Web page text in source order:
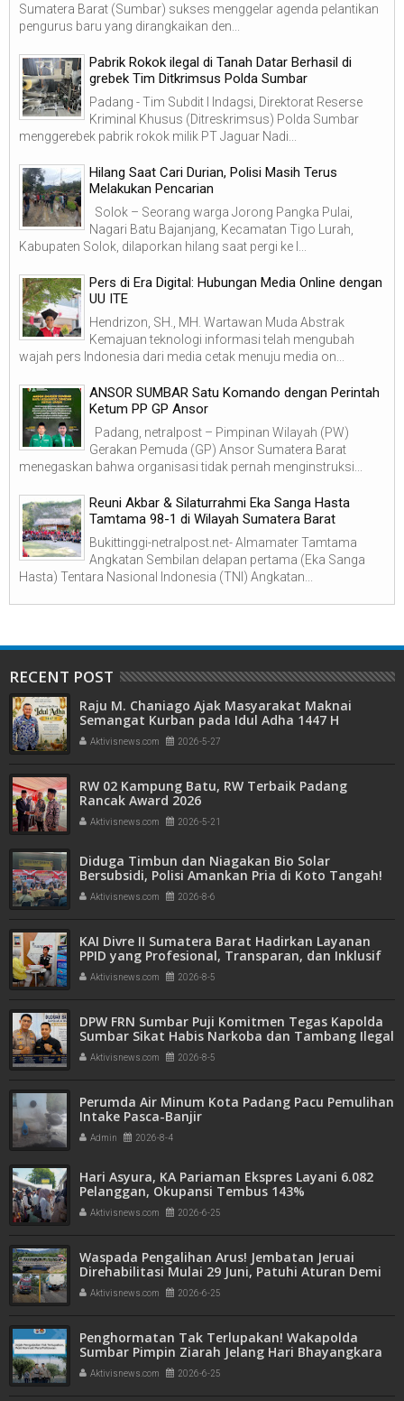
Sumatera Barat (Sumbar) sukses menggelar agenda pelantikan
pengurus baru yang dirangkaikan den...
Pabrik Rokok ilegal di Tanah Datar Berhasil di
grebek Tim Ditkrimsus Polda Sumbar
Padang - Tim Subdit I Indagsi, Direktorat Reserse
Kriminal Khusus (Ditreskrimsus) Polda Sumbar
menggerebek pabrik rokok milik PT Jaguar Nadi...
Hilang Saat Cari Durian, Polisi Masih Terus
Melakukan Pencarian
Solok – Seorang warga Jorong Pangka Pulai,
Nagari Batu Bajanjang, Kecamatan Tigo Lurah,
Kabupaten Solok, dilaporkan hilang saat pergi ke l...
Pers di Era Digital: Hubungan Media Online dengan
UU ITE
Hendrizon, SH., MH. Wartawan Muda Abstrak
Kemajuan teknologi informasi telah mengubah
wajah pers Indonesia dari media cetak menuju media on...
ANSOR SUMBAR Satu Komando dengan Perintah
Ketum PP GP Ansor
Padang, netralpost – Pimpinan Wilayah (PW)
Gerakan Pemuda (GP) Ansor Sumatera Barat
menegaskan bahwa organisasi tidak pernah menginstruksi...
Reuni Akbar & Silaturrahmi Eka Sanga Hasta
Tamtama 98-1 di Wilayah Sumatera Barat
Bukittinggi-netralpost.net- Almamater Tamtama
Angkatan Sembilan delapan pertama (Eka Sanga
Hasta) Tentara Nasional Indonesia (TNI) Angkatan...
RECENT POST
Raju M. Chaniago Ajak Masyarakat Maknai
Semangat Kurban pada Idul Adha 1447 H
Aktivisnews.com 2026-5-27
RW 02 Kampung Batu, RW Terbaik Padang
Rancak Award 2026
Aktivisnews.com 2026-5-21
Diduga Timbun dan Niagakan Bio Solar
Bersubsidi, Polisi Amankan Pria di Koto Tangah!
1.350 Liter BBM Disita
Aktivisnews.com 2026-8-6
KAI Divre II Sumatera Barat Hadirkan Layanan
PPID yang Profesional, Transparan, dan Inklusif
untuk Mempermudah Akses Informasi Publik
Aktivisnews.com 2026-8-5
DPW FRN Sumbar Puji Komitmen Tegas Kapolda
Sumbar Sikat Habis Narkoba dan Tambang Ilegal
Aktivisnews.com 2026-8-5
Perumda Air Minum Kota Padang Pacu Pemulihan
Intake Pasca-Banjir
Admin 2026-8-4
Hari Asyura, KA Pariaman Ekspres Layani 6.082
Pelanggan, Okupansi Tembus 143%
Aktivisnews.com 2026-6-25
Waspada Pengalihan Arus! Jembatan Jeruai
Direhabilitasi Mulai 29 Juni, Patuhi Aturan Demi
Keselamatan Bersama
Aktivisnews.com 2026-6-25
Penghormatan Tak Terlupakan! Wakapolda
Sumbar Pimpin Ziarah Jelang Hari Bhayangkara
ke-80
Aktivisnews.com 2026-6-25